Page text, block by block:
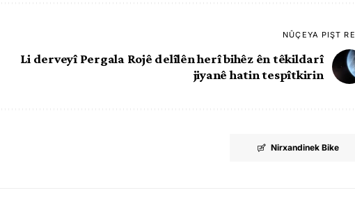
NÛÇEYA PIŞT RE
Li derveyî Pergala Rojê delîlên herî bihêz ên têkildarî
jiyanê hatin tespîtkirin
Nirxandinek Bike